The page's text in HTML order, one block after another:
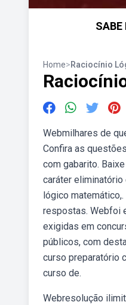
SABE
Home>Raciocínio
Webmilhares de
Confira as
com gabarito.
caráter
lógico
respostas. Webfoi
exigidas em
públicos, com
curso preparatório
curso de.
Webresolução